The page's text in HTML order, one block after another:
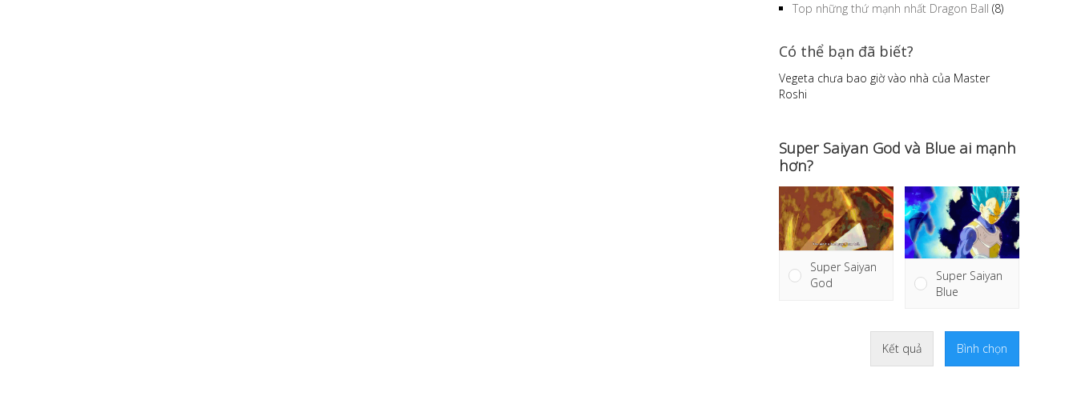
Top những thứ mạnh nhất Dragon Ball (8)
Có thể bạn đã biết?
Vegeta chưa bao giờ vào nhà của Master
Roshi
Super Saiyan God và Blue ai mạnh
hơn?
Super Saiyan
God
Super Saiyan
Blue
Kết quả Bình chọn